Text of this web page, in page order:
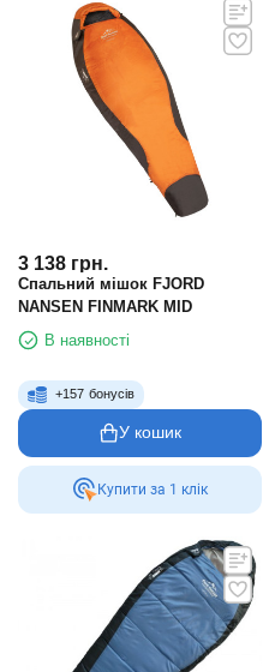
3 138 грн.
Спальний мішок FJORD
NANSEN FINMARK MID
В наявності
+157 бонусів
У кошик
Купити за 1 клiк